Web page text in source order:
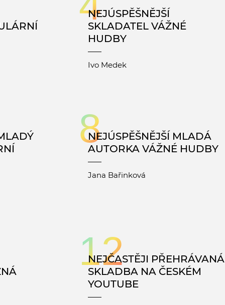
NEJÚSPĚŠNĚJŠÍ
SKLADATEL VÁŽNÉ
HUDBY
Ivo Medek
8
NEJÚSPĚŠNĚJŠÍ MLADÁ
AUTORKA VÁŽNÉ HUDBY
Jana Bařinková
12
NEJČASTĚJI PŘEHRÁVANÁ
SKLADBA NA ČESKÉM
YOUTUBE